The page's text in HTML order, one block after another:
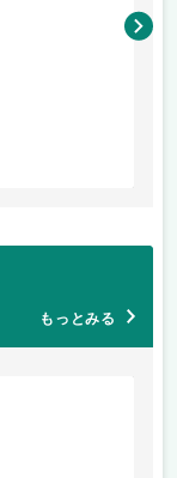
山
もっとみる